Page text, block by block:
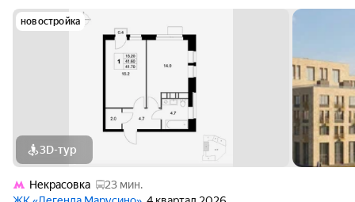
новостройка
3D-тур
Некрасовка
23 мин.